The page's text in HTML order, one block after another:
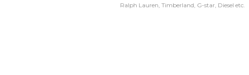
Ralph Lauren, Timberland, G-star, Diesel etc.